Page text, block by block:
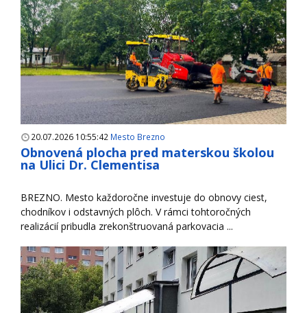
20.07.2026 10:55:42 Mesto Brezno
Obnovená plocha pred materskou školou
na Ulici Dr. Clementisa
BREZNO. Mesto každoročne investuje do obnovy ciest,
chodníkov i odstavných plôch. V rámci tohtoročných
realizácií pribudla zrekonštruovaná parkovacia ...